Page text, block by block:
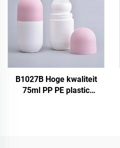
lichaamsolie
B1027B Hoge kwaliteit
75ml PP PE plastic